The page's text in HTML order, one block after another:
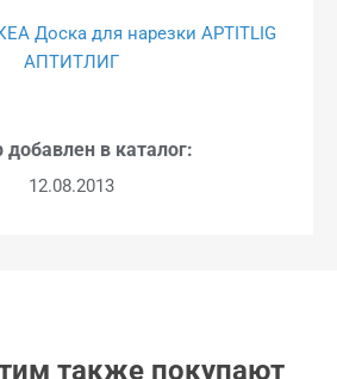
Доска для нарезки APTITLIG
АПТИТЛИГ
добавлен в каталог:
12.08.2013
также покупают